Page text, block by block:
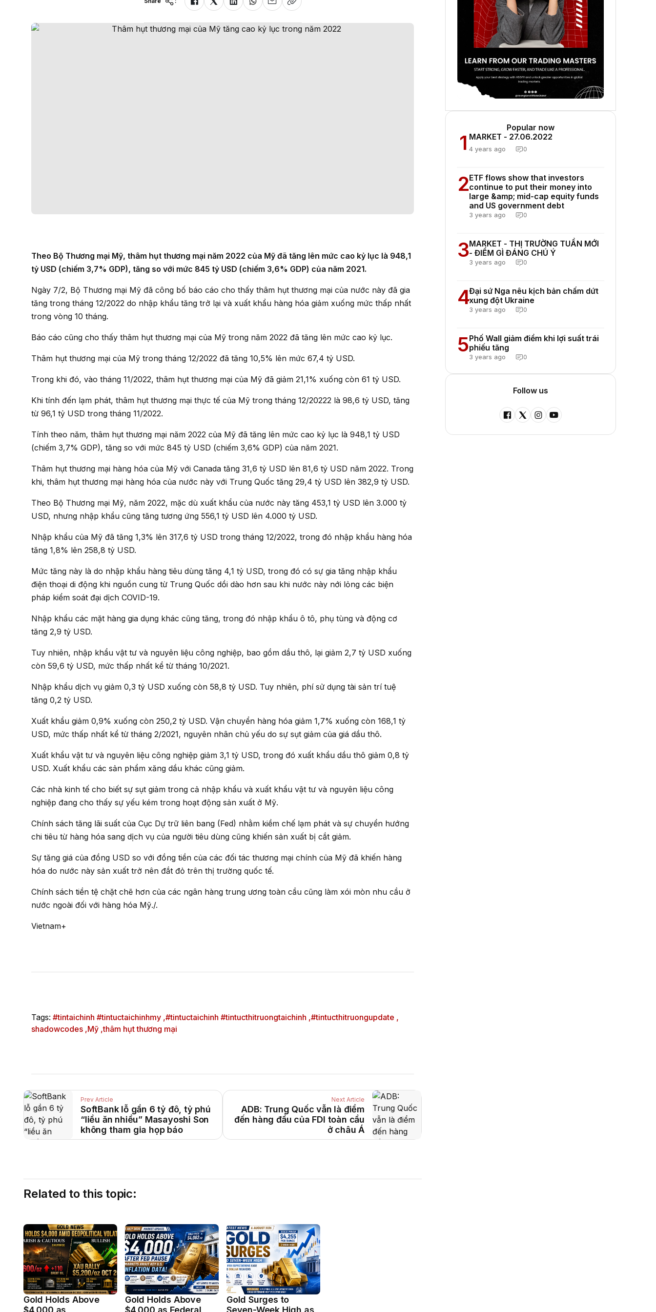
Theo Bộ Thương mại Mỹ, thâm hụt thương mại năm 2022 của Mỹ đã tăng lên mức cao kỷ lục là 948,1
tỷ USD (chiếm 3,7% GDP), tăng so với mức 845 tỷ USD (chiếm 3,6% GDP) của năm 2021.
Ngày 7/2, Bộ Thương mại Mỹ đã công bố báo cáo cho thấy thâm hụt thương mại của nước này đã gia
tăng trong tháng 12/2022 do nhập khẩu tăng trở lại và xuất khẩu hàng hóa giảm xuống mức thấp nhất
trong vòng 10 tháng.
Báo cáo cũng cho thấy thâm hụt thương mại của Mỹ trong năm 2022 đã tăng lên mức cao kỷ lục.
Thâm hụt thương mại của Mỹ trong tháng 12/2022 đã tăng 10,5% lên mức 67,4 tỷ USD.
Trong khi đó, vào tháng 11/2022, thâm hụt thương mại của Mỹ đã giảm 21,1% xuống còn 61 tỷ USD.
Khi tính đến lạm phát, thâm hụt thương mại thực tế của Mỹ trong tháng 12/20222 là 98,6 tỷ USD, tăng
từ 96,1 tỷ USD trong tháng 11/2022.
Tính theo năm, thâm hụt thương mại năm 2022 của Mỹ đã tăng lên mức cao kỷ lục là 948,1 tỷ USD
(chiếm 3,7% GDP), tăng so với mức 845 tỷ USD (chiếm 3,6% GDP) của năm 2021.
Thâm hụt thương mại hàng hóa của Mỹ với Canada tăng 31,6 tỷ USD lên 81,6 tỷ USD năm 2022. Trong
khi, thâm hụt thương mại hàng hóa của nước này với Trung Quốc tăng 29,4 tỷ USD lên 382,9 tỷ USD.
Theo Bộ Thương mại Mỹ, năm 2022, mặc dù xuất khẩu của nước này tăng 453,1 tỷ USD lên 3.000 tỷ
USD, nhưng nhập khẩu cũng tăng tương ứng 556,1 tỷ USD lên 4.000 tỷ USD.
Nhập khẩu của Mỹ đã tăng 1,3% lên 317,6 tỷ USD trong tháng 12/2022, trong đó nhập khẩu hàng hóa
tăng 1,8% lên 258,8 tỷ USD.
Mức tăng này là do nhập khẩu hàng tiêu dùng tăng 4,1 tỷ USD, trong đó có sự gia tăng nhập khẩu
điện thoại di động khi nguồn cung từ Trung Quốc dồi dào hơn sau khi nước này nới lỏng các biện
pháp kiểm soát đại dịch COVID-19.
Nhập khẩu các mặt hàng gia dụng khác cũng tăng, trong đó nhập khẩu ô tô, phụ tùng và động cơ
tăng 2,9 tỷ USD.
Tuy nhiên, nhập khẩu vật tư và nguyên liệu công nghiệp, bao gồm dầu thô, lại giảm 2,7 tỷ USD xuống
còn 59,6 tỷ USD, mức thấp nhất kể từ tháng 10/2021.
Nhập khẩu dịch vụ giảm 0,3 tỷ USD xuống còn 58,8 tỷ USD. Tuy nhiên, phí sử dụng tài sản trí tuệ
tăng 0,2 tỷ USD.
Xuất khẩu giảm 0,9% xuống còn 250,2 tỷ USD. Vận chuyển hàng hóa giảm 1,7% xuống còn 168,1 tỷ
USD, mức thấp nhất kể từ tháng 2/2021, nguyên nhân chủ yếu do sự sụt giảm của giá dầu thô.
Xuất khẩu vật tư và nguyên liệu công nghiệp giảm 3,1 tỷ USD, trong đó xuất khẩu dầu thô giảm 0,8 tỷ
USD. Xuất khẩu các sản phẩm xăng dầu khác cũng giảm.
Các nhà kinh tế cho biết sự sụt giảm trong cả nhập khẩu và xuất khẩu vật tư và nguyên liệu công
nghiệp đang cho thấy sự yếu kém trong hoạt động sản xuất ở Mỹ.
Chính sách tăng lãi suất của Cục Dự trữ liên bang (Fed) nhằm kiềm chế lạm phát và sự chuyển hướng
chi tiêu từ hàng hóa sang dịch vụ của người tiêu dùng cũng khiến sản xuất bị cắt giảm.
Sự tăng giá của đồng USD so với đồng tiền của các đối tác thương mại chính của Mỹ đã khiến hàng
hóa do nước này sản xuất trở nên đắt đỏ trên thị trường quốc tế.
Chính sách tiền tệ chặt chẽ hơn của các ngân hàng trung ương toàn cầu cũng làm xói mòn nhu cầu ở
nước ngoài đối với hàng hóa Mỹ./.
Vietnam+
Tags: #tintaichinh #tintuctaichinhmy ,#tintuctaichinh #tintucthitruongtaichinh ,#tintucthitruongupdate ,
shadowcodes ,Mỹ ,thâm hụt thương mại
Prev Article
SoftBank lỗ gần 6 tỷ đô, tỷ phú
“liều ăn nhiều” Masayoshi Son
không tham gia họp báo
Next Article
ADB: Trung Quốc vẫn là điểm
đến hàng đầu của FDI toàn cầu
ở châu Á
Related to this topic:
Gold Holds Above
$4,000 as
Gold Holds Above
$4,000 as Federal
Gold Surges to
Seven-Week High as
Popular now
1 MARKET - 27.06.2022
4 years ago 0
2ETF flows show that investors
continue to put their money into
large &amp; mid-cap equity funds
and US government debt
3 years ago 0
3MARKET - THỊ TRƯỜNG TUẦN MỚI
- ĐIỂM GÌ ĐÁNG CHÚ Ý
3 years ago 0
4Đại sứ Nga nêu kịch bản chấm dứt
xung đột Ukraine
3 years ago 0
5Phố Wall giảm điểm khi lợi suất trái
phiếu tăng
3 years ago 0
Follow us